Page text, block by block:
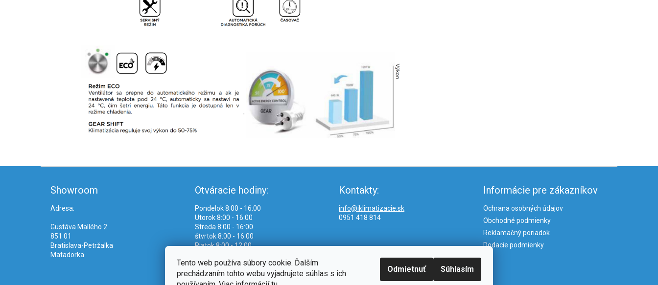
Tento web používa súbory cookie. Ďalším
prechádzaním tohto webu vyjadrujete súhlas s ich
Odmietnuť Súhlasím
Showroom
Adresa:
Gustáva Mallého 2
851 01
Bratislava-Petržalka
Matadorka
Otváracie hodiny:
Pondelok 8:00 - 16:00
Utorok 8:00 - 16:00
Streda 8:00 - 16:00
štvrtok 8:00 - 16:00
Piatok 8:00 - 12:00
Kontakty:
info@iklimatizacie.sk
0951 418 814
Informácie pre zákazníkov
Ochrana osobných údajov
Obchodné podmienky
Reklamačný poriadok
Dodacie podmienky